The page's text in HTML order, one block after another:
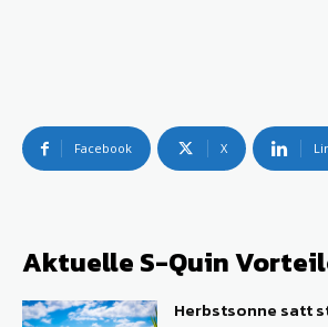
Facebook X
Aktuelle S-Quin
Herbstsonne satt